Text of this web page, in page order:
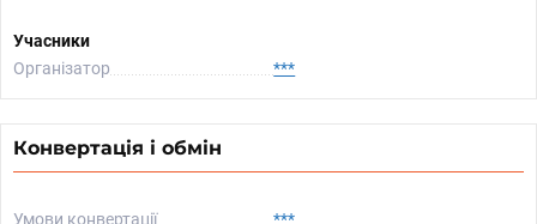
Учасники
Організатор
***
Конвертація і обмін
Умови конвертації ***